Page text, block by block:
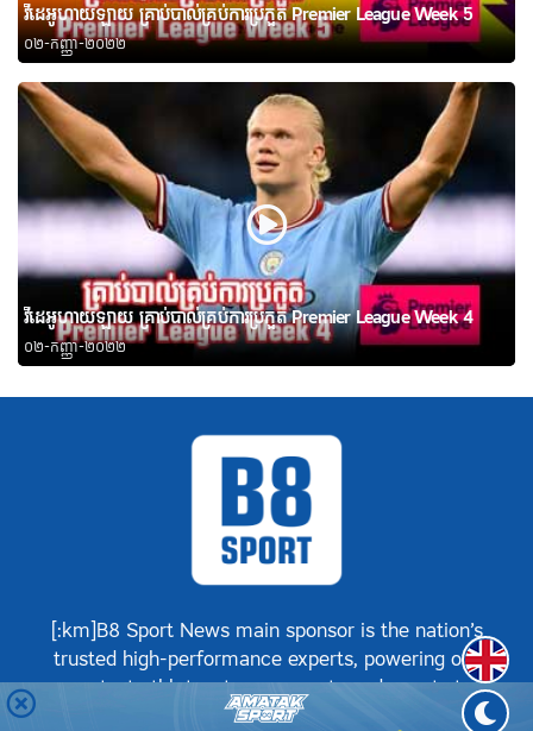
វីដេអូហាយឡាយ គ្រាប់បាល់គ្រប់ការប្រកួត Premier League Week 5
០២-កញ្ញា-២០២២
វីដេអូហាយឡាយ គ្រាប់បាល់គ្រប់ការប្រកួត Premier League Week 4
០២-កញ្ញា-២០២២
[:km]B8 Sport News main sponsor is the nation’s
trusted high-performance experts, powering our
greatest athletes, teams, sports and events to
achieve positive success.[:]